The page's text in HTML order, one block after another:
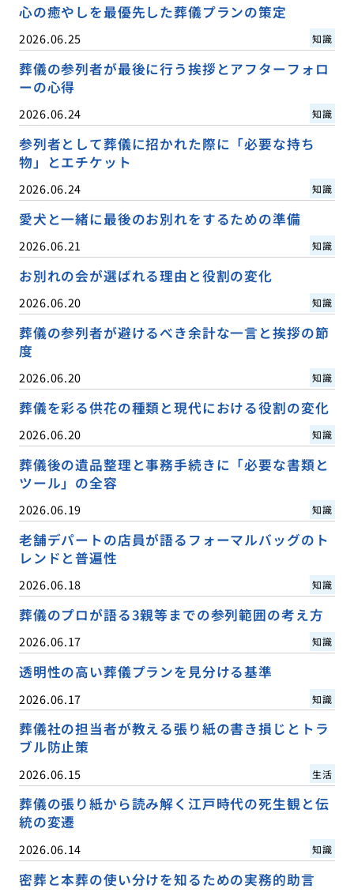
心の癒やしを最優先した葬儀プランの策定
2026.06.25 知識
葬儀の参列者が最後に行う挨拶とアフターフォロ
ーの心得
2026.06.24 知識
参列者として葬儀に招かれた際に「必要な持ち
物」とエチケット
2026.06.24 知識
愛犬と一緒に最後のお別れをするための準備
2026.06.21 知識
お別れの会が選ばれる理由と役割の変化
2026.06.20 知識
葬儀の参列者が避けるべき余計な一言と挨拶の節
度
2026.06.20 知識
葬儀を彩る供花の種類と現代における役割の変化
2026.06.20 知識
葬儀後の遺品整理と事務手続きに「必要な書類と
ツール」の全容
2026.06.19 知識
老舗デパートの店員が語るフォーマルバッグのト
レンドと普遍性
2026.06.18 知識
葬儀のプロが語る3親等までの参列範囲の考え方
2026.06.17 知識
透明性の高い葬儀プランを見分ける基準
2026.06.17 知識
葬儀社の担当者が教える張り紙の書き損じとトラ
ブル防止策
2026.06.15 生活
葬儀の張り紙から読み解く江戸時代の死生観と伝
統の変遷
2026.06.14 知識
密葬と本葬の使い分けを知るための実務的助言